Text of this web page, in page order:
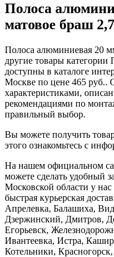
Полоса
матовое браш
Полоса алюминиевая 20
другие товары категории
доступны в каталоге
Москве по цене 465 руб..
характеристиками,
рекомендациями по
правильный выбор.
Вы можете получить
этого ознакомьтесь с
На нашем официальном
можете сделать удобный
Московской области у
быстрая курьерская
Апрелевка, Балашиха,
Дзержинский, Дмитров,
Егорьевск,
Ивантеевка, Истра,
Котельники,